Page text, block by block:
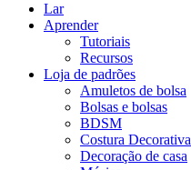
Lar
Aprender
Tutoriais
Recursos
Loja de padrões
Amuletos de bolsa
Bolsas e bolsas
BDSM
Costura Decorativa
Decoração de casa